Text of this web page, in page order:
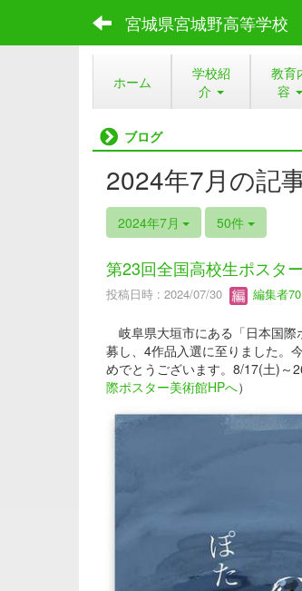
宮城県宮城野高等学校
ホーム
学校紹
介
教育
容
ブログ
2024年7月の記
2024年7月 50件
第23回全国高校生ポスタ
投稿日時 : 2024/07/30 編集者70
岐阜県大垣市にある「日本国際
募し、4作品入選に至りました。
めでとうございます。8/17(土)～
際ポスター美術館HPへ）